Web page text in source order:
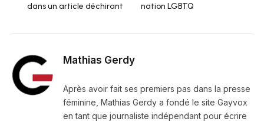
dans un article déchirant
nation LGBTQ
Mathias Gerdy
Après avoir fait ses premiers pas dans la presse
féminine, Mathias Gerdy a fondé le site Gayvox
en tant que journaliste indépendant pour écrire